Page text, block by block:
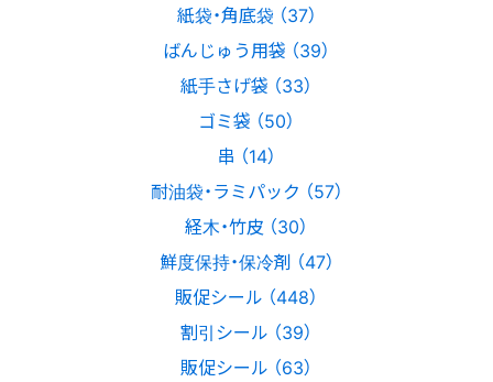
紙袋・角底袋 （37）
ばんじゅう用袋 （39）
紙手さげ袋 （33）
ゴミ袋 （50）
串 （14）
耐油袋・ラミパック （57）
経木・竹皮 （30）
鮮度保持・保冷剤 （47）
販促シール （448）
割引シール （39）
販促シール （63）